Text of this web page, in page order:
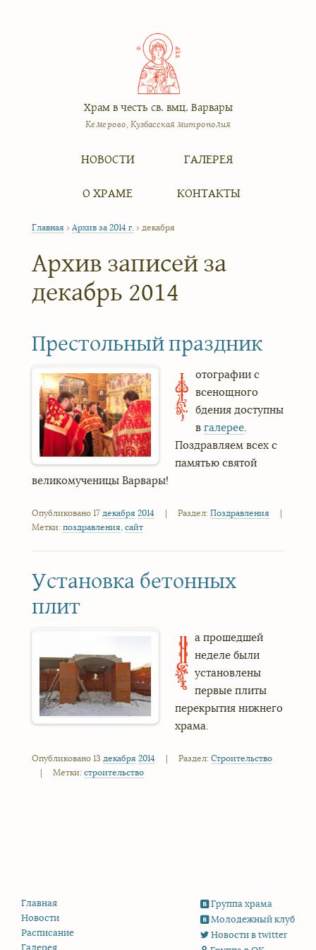
Храм в честь св. вмц. Варвары
Кемерово, Кузбасская митрополия
НОВОСТИ
О ХРАМЕ
ГАЛЕРЕЯ
КОНТАКТЫ
Главная › Архив за 2014 г. › декабря
Архив записей за
декабрь 2014
Престольный праздник
Ф отографии с
всенощного
бдения доступны
в галерее.
Поздравляем всех с
памятью святой
великомученицы Варвары!
Опубликовано 17 декабря 2014 | Раздел: Поздравления
|
Метки: поздравления, сайт
Установка бетонных
плит
Н а прошедшей
неделе были
установлены
первые плиты
перекрытия нижнего
храма.
Опубликовано 13 декабря 2014 | Раздел: Строительство
|
Метки: строительство
Группа храма
Молодежный клуб
Новости в twitter
Главная
Новости
Расписание